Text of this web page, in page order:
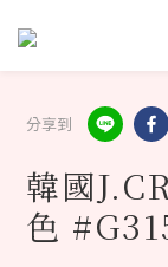
分享到
韓國
色